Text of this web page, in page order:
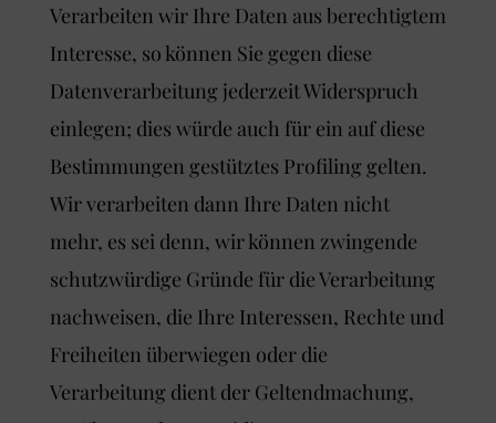
Verarbeiten wir Ihre Daten aus berechtigtem
Interesse, so können Sie gegen diese
Datenverarbeitung jederzeit Widerspruch
einlegen; dies würde auch für ein auf diese
Bestimmungen gestütztes Profiling gelten.
Wir verarbeiten dann Ihre Daten nicht
mehr, es sei denn, wir können zwingende
schutzwürdige Gründe für die Verarbeitung
nachweisen, die Ihre Interessen, Rechte und
Freiheiten überwiegen oder die
Verarbeitung dient der Geltendmachung,